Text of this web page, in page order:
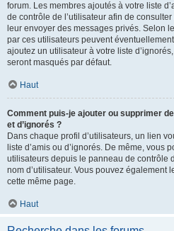
forum. Les membres ajoutés à votre liste
de contrôle de l’utilisateur afin de
leur envoyer des messages privés. Selon
par ces utilisateurs peuvent
ajoutez un utilisateur à votre liste
seront masqués par défaut.
Haut
Comment puis-je ajouter ou supprimer
et d’ignorés ?
Dans chaque profil d’utilisateurs, un lien
liste d’amis ou d’ignorés. De même, vous
utilisateurs depuis le panneau de contrôle
nom d’utilisateur. Vous pouvez également
cette même page.
Haut